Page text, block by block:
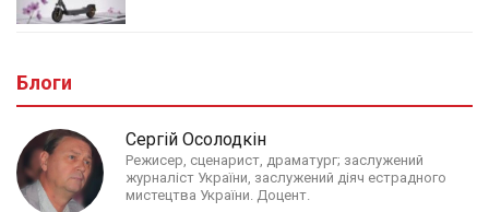
Блоги
Сергій Осолодкін
Режисер, сценарист, драматург; заслужений
журналіст України, заслужений діяч естрадного
мистецтва України. Доцент.